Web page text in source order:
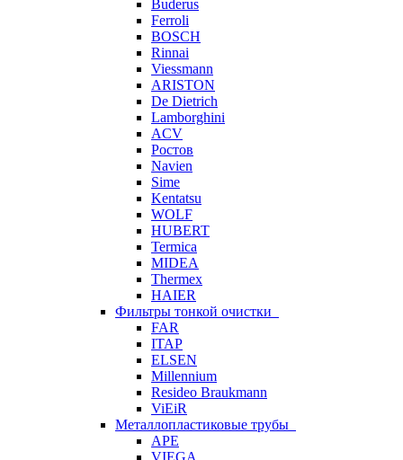
Buderus
Ferroli
BOSCH
Rinnai
Viessmann
ARISTON
De Dietrich
Lamborghini
ACV
Ростов
Navien
Sime
Kentatsu
WOLF
HUBERT
Termica
MIDEA
Thermex
HAIER
Фильтры тонкой очистки
FAR
ITAP
ELSEN
Millennium
Resideo Braukmann
ViEiR
Металлопластиковые трубы
APE
VIEGA